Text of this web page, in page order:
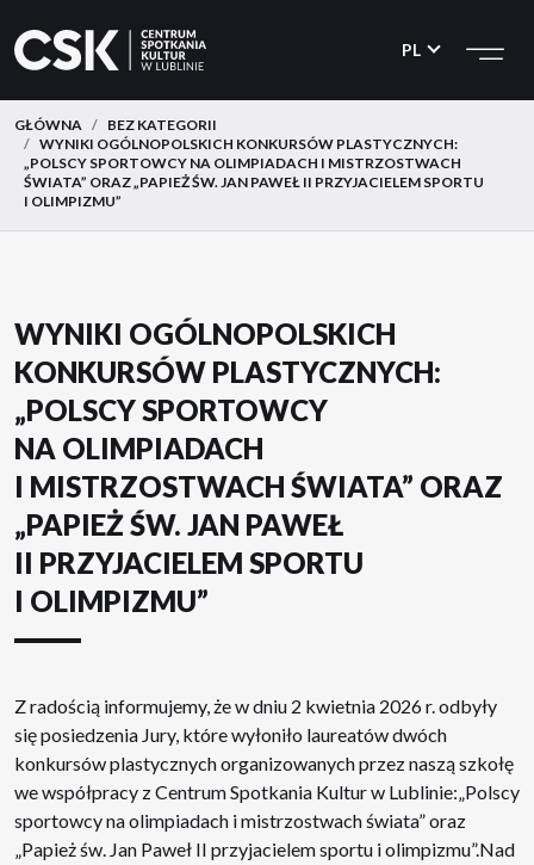
CSK
do
menu
do
treści
PL
GŁÓWNA
BEZ KATEGORII
WYNIKI OGÓLNOPOLSKICH KONKURSÓW PLASTYCZNYCH:
„POLSCY SPORTOWCY NA OLIMPIADACH I MISTRZOSTWACH
ŚWIATA” ORAZ „PAPIEŻ ŚW. JAN PAWEŁ II PRZYJACIELEM SPORTU
I OLIMPIZMU”
WYNIKI OGÓLNOPOLSKICH
KONKURSÓW PLASTYCZNYCH:
„POLSCY SPORTOWCY
NA OLIMPIADACH
I MISTRZOSTWACH ŚWIATA” ORAZ
„PAPIEŻ ŚW. JAN PAWEŁ
II PRZYJACIELEM SPORTU
I OLIMPIZMU”
Z radością informujemy, że w dniu 2 kwietnia 2026 r. odbyły
się posiedzenia Jury, które wyłoniło laureatów dwóch
konkursów plastycznych organizowanych przez naszą szkołę
we współpracy z Centrum Spotkania Kultur w Lublinie:„Polscy
sportowcy na olimpiadach i mistrzostwach świata” oraz
„Papież św. Jan Paweł II przyjacielem sportu i olimpizmu”.Nad